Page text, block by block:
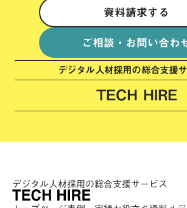
資料請求する
ご相談・お問い合わ
デジタル人材採用の総合支援
TECH HIRE
デジタル人材採用の総合支援サービス